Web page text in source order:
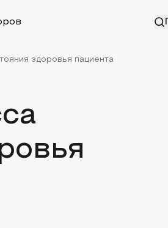
здоровья пациента